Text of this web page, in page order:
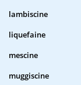
lambiscine
liquefaine
mescine
muggiscine